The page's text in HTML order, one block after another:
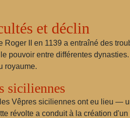
et déclin
Roger II en 1139 a entraîné des
le pouvoir entre différentes
royaume.
siciliennes
Vêpres siciliennes ont eu lieu —
révolte a conduit à la création